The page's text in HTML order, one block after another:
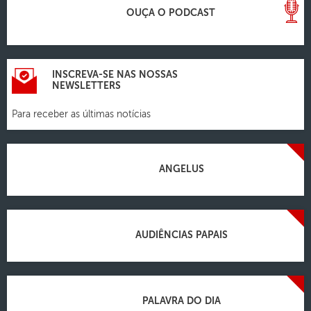
OUÇA O PODCAST
INSCREVA-SE NAS NOSSAS
NEWSLETTERS
Para receber as últimas notícias
ANGELUS
AUDIÊNCIAS PAPAIS
PALAVRA DO DIA